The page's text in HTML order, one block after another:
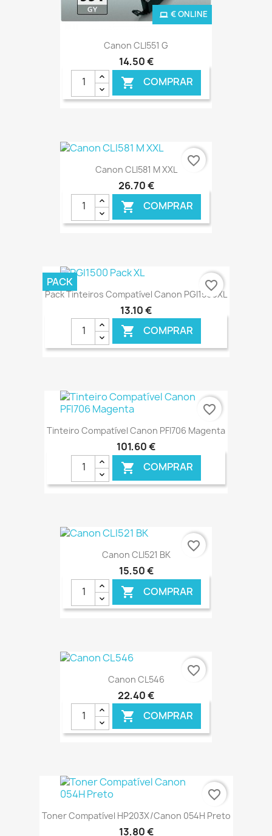
Canon CLI551 G
14,50 €
 COMPRAR
€ ONLINE
Canon CLI581 M XXL
26,70 €
 COMPRAR
€ ONLINE
favorite_border
Pack Tinteiros Compatível Canon PGI1500XL
13,10 €
 COMPRAR
€ ONLINE
PACK favorite_border
Tinteiro Compatível Canon PFI706 Magenta
101,60 €
 COMPRAR
favorite_border
Canon CLI521 BK
15,50 €
 COMPRAR
€ ONLINE
favorite_border
Canon CL546
22,40 €
 COMPRAR
€ ONLINE
favorite_border
Toner Compatível HP203X/Canon 054H Preto
13,80 €
favorite_border